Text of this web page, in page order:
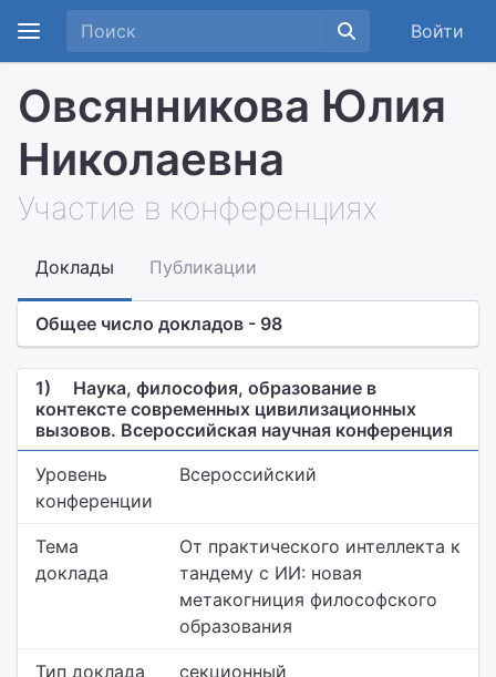
Войти
Овсянникова Юлия
Николаевна
Участие в конференциях
Доклады Публикации
Общее число докладов - 98
1)
Наука, философия, образование в
контексте современных цивилизационных
вызовов. Всероссийская научная конференция
Уровень
конференции
Всероссийский
Тема
доклада
От практического интеллекта к
тандему с ИИ: новая
метакогниция философского
образования
Тип доклада секционный